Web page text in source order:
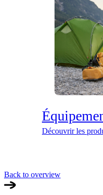
Découvrir les
Back to overview